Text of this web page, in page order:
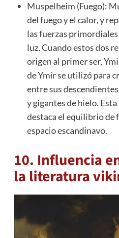
Muspelheim (Fuego):
del fuego y el calor, y
las fuerzas
luz. Cuando estos dos
origen al primer ser,
de Ymir se utilizó para
entre sus
y gigantes de hielo.
destaca el equilibrio de
espacio escandinavo.
10. Influencia
la literatura